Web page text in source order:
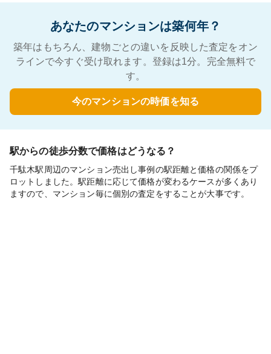
あなたのマンションは築何年？
築年はもちろん、建物ごとの違いを反映した査定をオン
ラインで今すぐ受け取れます。登録は1分。完全無料で
す。
今のマンションの時価を知る
駅からの徒歩分数で価格はどうなる？
千駄木駅周辺のマンション売出し事例の駅距離と価格の関係をプ
ロットしました。駅距離に応じて価格が変わるケースが多くあり
ますので、マンション毎に個別の査定をすることが大事です。